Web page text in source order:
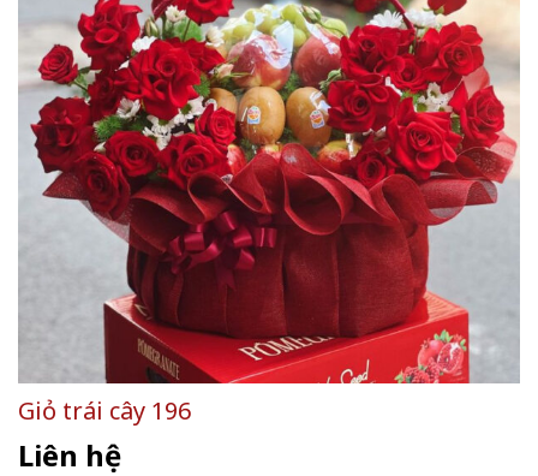
Giỏ trái cây 196
Liên hệ